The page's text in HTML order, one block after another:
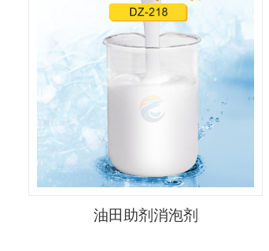
油田助剂消泡剂